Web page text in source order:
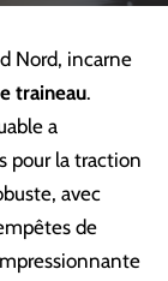
Nord, incarne
traineau.
a
pour la traction
avec
de